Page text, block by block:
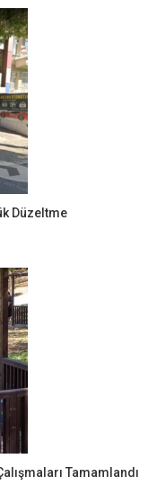
Düzeltme
Tamamlandı